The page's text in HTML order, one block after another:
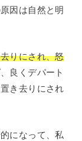
因は自然と明
りにされ、怒
良くデパート
き去りにされ
になって、私